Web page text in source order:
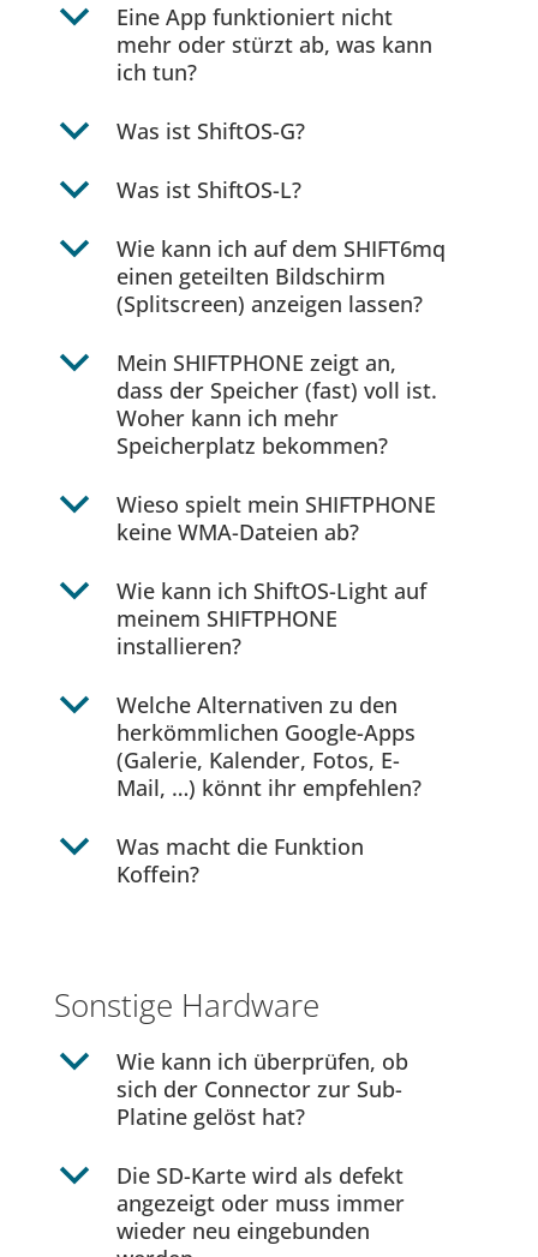
b
Eine App funktioniert nicht
mehr oder stürzt ab, was kann
ich tun?
b Was ist ShiftOS-G?
b Was ist ShiftOS-L?
b
Wie kann ich auf dem SHIFT6mq
einen geteilten Bildschirm
(Splitscreen) anzeigen lassen?
b
Mein SHIFTPHONE zeigt an,
dass der Speicher (fast) voll ist.
Woher kann ich mehr
Speicherplatz bekommen?
b
Wieso spielt mein SHIFTPHONE
keine WMA-Dateien ab?
b
Wie kann ich ShiftOS-Light auf
meinem SHIFTPHONE
installieren?
b
Welche Alternativen zu den
herkömmlichen Google-Apps
(Galerie, Kalender, Fotos, E-
Mail, …) könnt ihr empfehlen?
b
Was macht die Funktion
Koffein?
Sonstige Hardware
b
Wie kann ich überprüfen, ob
sich der Connector zur Sub-
Platine gelöst hat?
b
Die SD-Karte wird als defekt
angezeigt oder muss immer
wieder neu eingebunden